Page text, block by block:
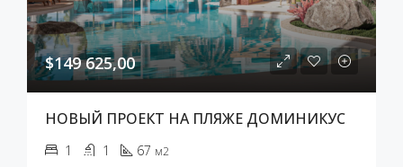
$149 625,00
НОВЫЙ ПРОЕКТ НА ПЛЯЖЕ ДОМИНИКУС
1 1 67 м2